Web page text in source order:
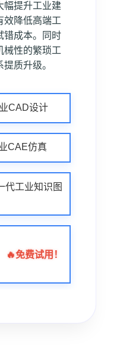
幅提升工业建
效降低高端工
错成本。同时
械性的繁琐工
质升级。
CAD设计
CAE仿真
代工业知识图
🔥免费试用！